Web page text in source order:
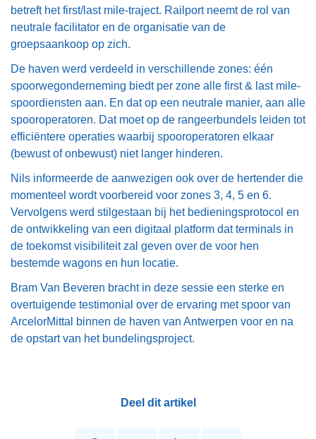
betreft het first/last mile-traject. Railport neemt de rol van
neutrale facilitator en de organisatie van de
groepsaankoop op zich.
De haven werd verdeeld in verschillende zones: één
spoorwegonderneming biedt per zone alle first & last mile-
spoordiensten aan. En dat op een neutrale manier, aan alle
spooroperatoren. Dat moet op de rangeerbundels leiden tot
efficiëntere operaties waarbij spooroperatoren elkaar
(bewust of onbewust) niet langer hinderen.
Nils informeerde de aanwezigen ook over de hertender die
momenteel wordt voorbereid voor zones 3, 4, 5 en 6.
Vervolgens werd stilgestaan bij het bedieningsprotocol en
de ontwikkeling van een digitaal platform dat terminals in
de toekomst visibiliteit zal geven over de voor hen
bestemde wagons en hun locatie.
Bram Van Beveren bracht in deze sessie een sterke en
overtuigende testimonial over de ervaring met spoor van
ArcelorMittal binnen de haven van Antwerpen voor en na
de opstart van het bundelingsproject.
Deel dit artikel